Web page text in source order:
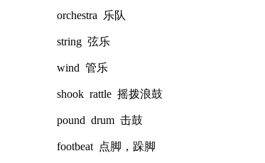
orchestra 乐队
string 弦乐
wind 管乐
shook rattle 摇拨浪鼓
pound drum 击鼓
footbeat 点脚，跺脚